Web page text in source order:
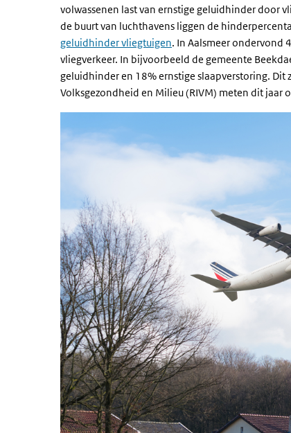
volwassenen last van ernstige geluidhinder door
de buurt van luchthavens liggen de
geluidhinder vliegtuigen. In Aalsmeer ondervond
vliegverkeer. In bijvoorbeeld de gemeente
geluidhinder en 18% ernstige slaapverstoring. Dit
Volksgezondheid en Milieu (RIVM) meten dit jaar